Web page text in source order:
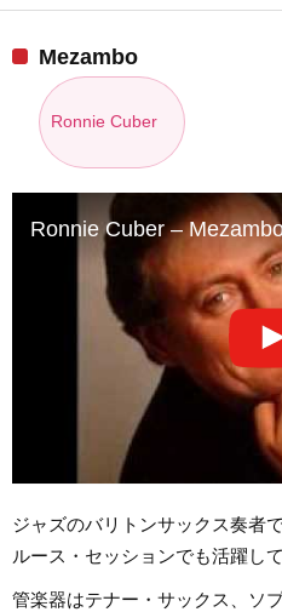
Mezambo
Ronnie Cuber
Ronnie Cuber –
ジャズのバリトンサックス奏者
ルース・セッションでも活躍して
管楽器はテナー・サックス、ソ